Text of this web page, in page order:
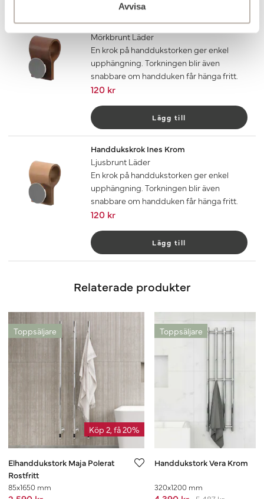
Avvisa
Handdukskrok Ines Krom
Mörkbrunt Läder
En krok på handdukstorken ger enkel
upphängning. Torkningen blir även
snabbare om handduken får hänga fritt.
120 kr
Lägg till
Handdukskrok Ines Krom
Ljusbrunt Läder
En krok på handdukstorken ger enkel
upphängning. Torkningen blir även
snabbare om handduken får hänga fritt.
120 kr
Lägg till
Relaterade produkter
Toppsäljare
Köp 2, få 20%
Elhanddukstork Maja Polerat
Rostfritt
85x1650 mm
Toppsäljare
Handdukstork Vera Krom
320x1200 mm